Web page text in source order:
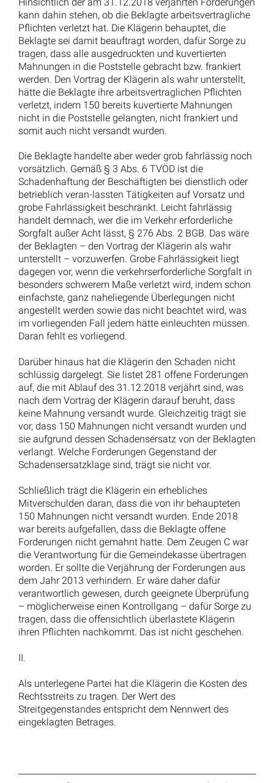
Firmenwagen nach Kündigung: Ihre Rechte,
Fairness beim Widerruf und Entschädigung bei
früher Rückgabe
Arbeitsrecht bei Insolvenz: Rechte der Arbeitnehmer
bei Betriebsschließung
Weitere interessante arbeitsrechtliche
Urteile